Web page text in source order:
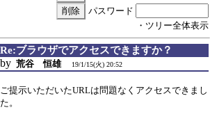
パスワード
・ツリー全体表示
Re:ブラウザでアクセスできますか？
by 荒谷 恒雄 19/1/15(火) 20:52
ご提示いただいたURLは問題なくアクセスできまし
た。